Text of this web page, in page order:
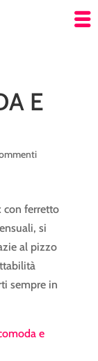
E
con ferretto
si
al pizzo
sempre in
e